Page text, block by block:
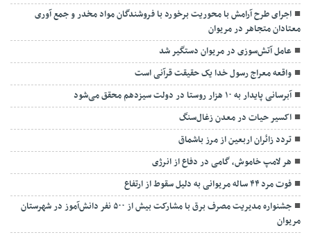
اجرای طرح آرامش با محوریت برخورد با فروشندگان مواد مخدر و جمع آوری
معتادان متجاهر در مریوان
عامل آتش‌سوزی در مریوان دستگیر شد
واقعه معراج رسول خدا یک حقیقت قرآنی است
آبرسانی پایدار به ۱۰ هزار روستا در دولت سیزدهم محقق می‌شود
اکسیر حیات در معدن زغال‌سنگ
تردد زائران اربعین از مرز باشماق
هر لامپ خاموش، گامی در دفاع از انرژی
فوت مرد ۴۴ ساله مریوانی به دلیل سقوط از ارتفاع
جشنواره مدیریت مصرف برق با مشارکت بیش از ۵۰۰ نفر دانش‌آموز در شهرستان
مریوان